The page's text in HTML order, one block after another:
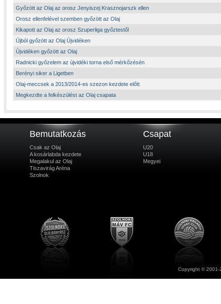
Győzött az Olaj az orosz Jenyiszej Krasznojarszk ellen
Orosz ellenfelével szemben győzött az Olaj
Kikapott az Olaj az orosz Szuperliga győztestől
Újból győzött az Olaj Újvidéken
Újvidéken győzött az Olaj
Radnicki győzelem az újvidéki torna első mérkőzésén
Berényi siker a Ligetben
Olaj-meccsek a 2013/2014-es szezon kezdete előtt
Megkezdte a felkészülést az Olaj csapata
Bemutatkozás
Csak az Olaj
A kosárlabda kezdete
Megalakul az Olaj
Tiszavirág Aréna
Szolnok
Csapat
U20
U18
Megyei
Copyright ©